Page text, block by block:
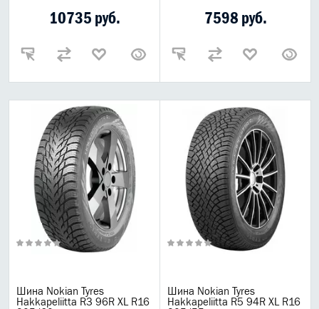
10735 руб. 7598 руб.
Шина Nokian Tyres
Hakkapeliitta R3 96R XL R16
Шина Nokian Tyres
Hakkapeliitta R5 94R XL R16